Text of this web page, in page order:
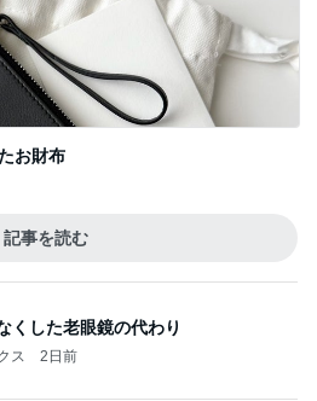
お財布
記事を読む
くした老眼鏡の代わり
ス 2日前